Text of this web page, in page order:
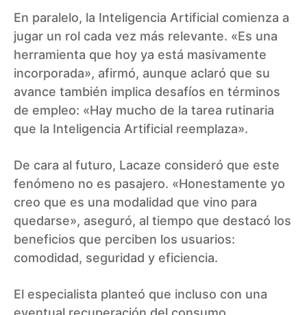
En paralelo, la Inteligencia Artificial comienza a
jugar un rol cada vez más relevante. «Es una
herramienta que hoy ya está masivamente
incorporada», afirmó, aunque aclaró que su
avance también implica desafíos en términos
de empleo: «Hay mucho de la tarea rutinaria
que la Inteligencia Artificial reemplaza».
De cara al futuro, Lacaze consideró que este
fenómeno no es pasajero. «Honestamente yo
creo que es una modalidad que vino para
quedarse», aseguró, al tiempo que destacó los
beneficios que perciben los usuarios:
comodidad, seguridad y eficiencia.
El especialista planteó que incluso con una